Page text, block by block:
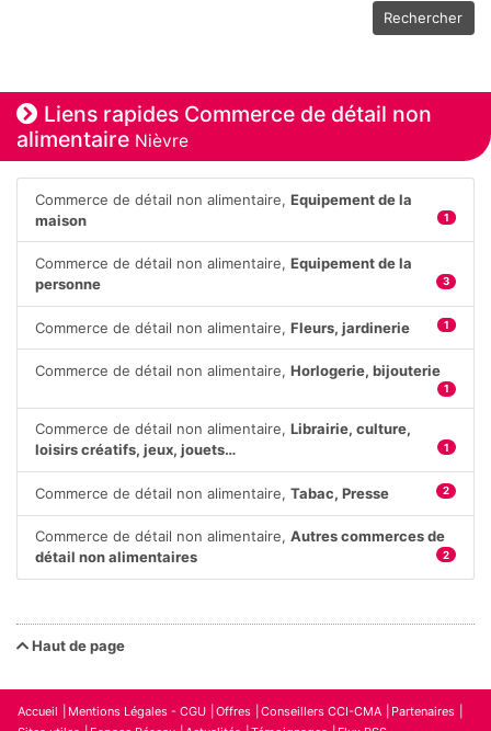
Rechercher
Liens rapides Commerce de détail non
alimentaire Nièvre
Commerce de détail non alimentaire,Equipement de la
maison
1
Commerce de détail non alimentaire,Equipement de la
personne
3
Commerce de détail non alimentaire,Fleurs, jardinerie 1
Commerce de détail non alimentaire,Horlogerie, bijouterie
1
Commerce de détail non alimentaire,Librairie, culture,
loisirs créatifs, jeux, jouets…
1
Commerce de détail non alimentaire,Tabac, Presse 2
Commerce de détail non alimentaire,Autres commerces de
détail non alimentaires
2
Haut de page
Accueil Mentions Légales - CGU Offres Conseillers CCI-CMA
Partenaires